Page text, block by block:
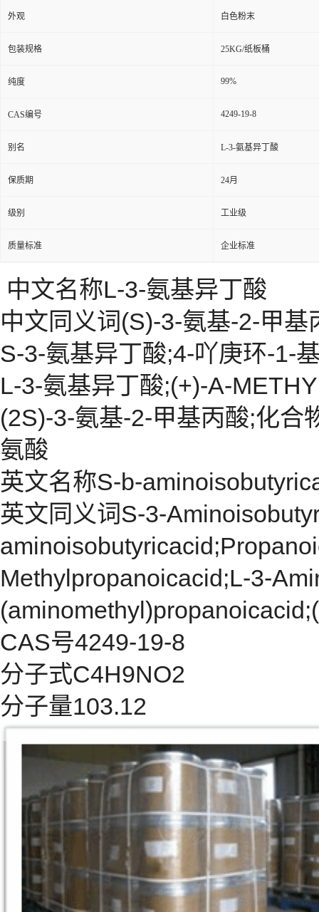
外观 白色粉末
包装规格 25KG/纸板桶
纯度 99%
CAS编号 4249-19-8
别名 L-3-氨基异丁酸
保质期 24月
级别 工业级
质量标准 企业标准
中文名称L-3-氨基异丁酸
中文同义词(S)-3-氨基-2-甲基
S-3-氨基异丁酸;4-吖庚环-1-
L-3-氨基异丁酸;(+)-Α-
(2S)-3-氨基-2-甲基丙酸;化
氨酸
英文名称S-b-
英文同义词S-3-
Methylpropanoicacid;L-3-
CAS号4249-19-8
分子式C4H9NO2
分子量103.12